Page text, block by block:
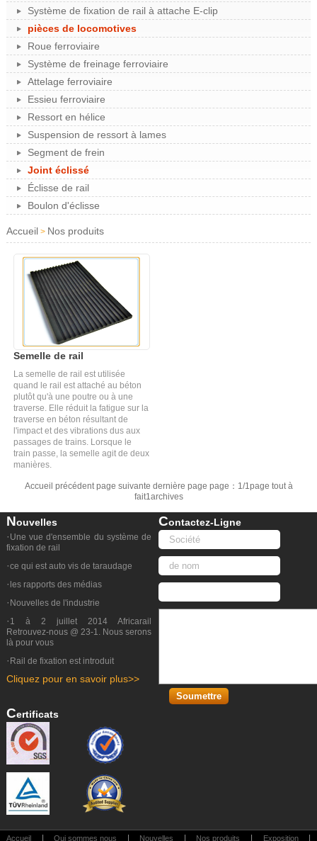
Système de fixation de rail à attache E-clip
pièces de locomotives
Roue ferroviaire
Système de freinage ferroviaire
Attelage ferroviaire
Essieu ferroviaire
Ressort en hélice
Suspension de ressort à lames
Segment de frein
Joint éclissé
Éclisse de rail
Boulon d'éclisse
Accueil > Nos produits
Semelle de rail
La semelle de rail est utilisée
quand le rail est attaché au béton
plutôt qu'à une poutre ou à une
traverse. Elle réduit la fatigue sur la
traverse en béton résultant de
l'impact et des vibrations dus aux
passages de trains. Lorsque le
train passe, la semelle agit de deux
manières.
Accueil précédent page suivante dernière page page：1/1page tout à
fait1archives
NOuvelles
· Une vue d'ensemble du système de
fixation de rail
·ce qui est auto vis de taraudage
· les rapports des médias
· Nouvelles de l'industrie
· 1 à 2 juillet 2014 Africarail
Retrouvez-nous @ 23-1. Nous serons
là pour vous
· Rail de fixation est introduit
Cliquez pour en savoir plus>>
COntactez-Ligne
CErtificats
Accueil | Qui sommes nous | Nouvelles | Nos produits | Exposition |